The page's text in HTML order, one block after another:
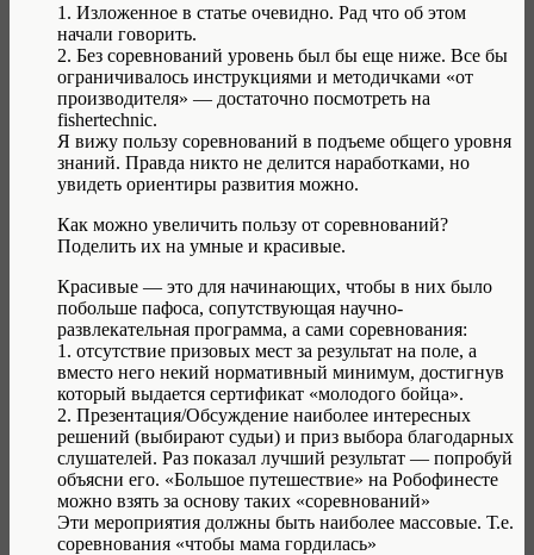
1. Изложенное в статье очевидно. Рад что об этом
начали говорить.
2. Без соревнований уровень был бы еще ниже. Все бы
ограничивалось инструкциями и методичками «от
производителя» — достаточно посмотреть на
fishertechnic.
Я вижу пользу соревнований в подъеме общего уровня
знаний. Правда никто не делится наработками, но
увидеть ориентиры развития можно.
Как можно увеличить пользу от соревнований?
Поделить их на умные и красивые.
Красивые — это для начинающих, чтобы в них было
побольше пафоса, сопутствующая научно-
развлекательная программа, а сами соревнования:
1. отсутствие призовых мест за результат на поле, а
вместо него некий нормативный минимум, достигнув
который выдается сертификат «молодого бойца».
2. Презентация/Обсуждение наиболее интересных
решений (выбирают судьи) и приз выбора благодарных
слушателей. Раз показал лучший результат — попробуй
объясни его. «Большое путешествие» на Робофинесте
можно взять за основу таких «соревнований»
Эти мероприятия должны быть наиболее массовые. Т.е.
соревнования «чтобы мама гордилась»